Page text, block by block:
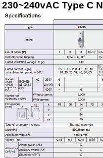
230~240vAC Type C N